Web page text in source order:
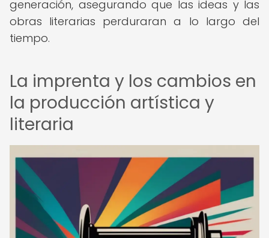
generación, asegurando que las ideas y las
obras literarias perduraran a lo largo del
tiempo.
La imprenta y los cambios en
la producción artística y
literaria